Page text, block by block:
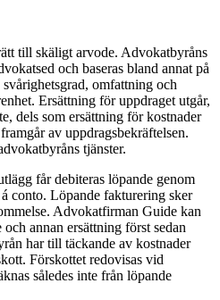
till skäligt arvode. Advokatbyråns
och baseras bland annat på
omfattning och
Ersättning för uppdraget utgår,
dels som ersättning för kostnader
av uppdragsbekräftelsen.
tjänster.
får debiteras löpande genom
conto. Löpande fakturering sker
Advokatfirman Guide kan
annan ersättning först sedan
har till täckande av kostnader
Förskottet redovisas vid
således inte från löpande